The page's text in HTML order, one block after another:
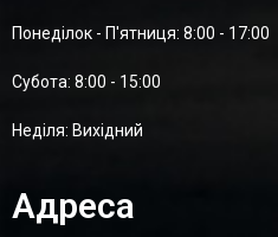
Понеділок - П'ятниця: 8:00 - 17:00
Суботa: 8:00 - 15:00
Неділя: Вихідний
Адреса